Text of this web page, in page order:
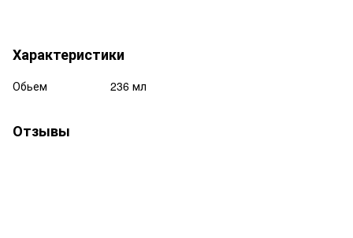
Характеристики
Обьем 236 мл
Отзывы